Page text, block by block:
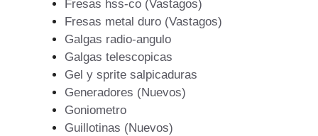
Fresas hss-co (Vastagos)
Fresas metal duro (Vastagos)
Galgas radio-angulo
Galgas telescopicas
Gel y sprite salpicaduras
Generadores (Nuevos)
Goniometro
Guillotinas (Nuevos)